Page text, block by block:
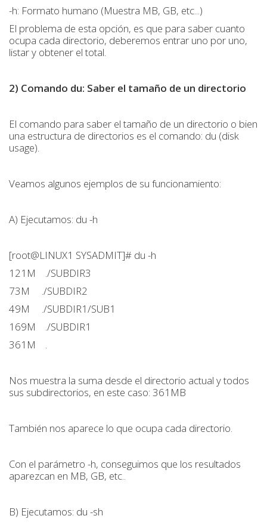
-h: Formato humano (Muestra MB, GB, etc...)
El problema de esta opción, es que para saber cuanto
ocupa cada directorio, deberemos entrar uno por uno,
listar y obtener el total.
2) Comando du: Saber el tamaño de un directorio
El comando para saber el tamaño de un directorio o bien
una estructura de directorios es el comando: du (disk
usage).
Veamos algunos ejemplos de su funcionamiento:
A) Ejecutamos: du -h
[root@LINUX1 SYSADMIT]# du -h
121M ./SUBDIR3
73M ./SUBDIR2
49M ./SUBDIR1/SUB1
169M ./SUBDIR1
361M .
Nos muestra la suma desde el directorio actual y todos
sus subdirectorios, en este caso: 361MB
También nos aparece lo que ocupa cada directorio.
Con el parámetro -h, conseguimos que los resultados
aparezcan en MB, GB, etc..
B) Ejecutamos: du -sh